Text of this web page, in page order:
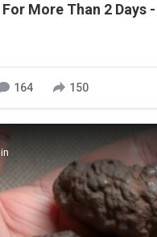
More Than 2 Days
164 150